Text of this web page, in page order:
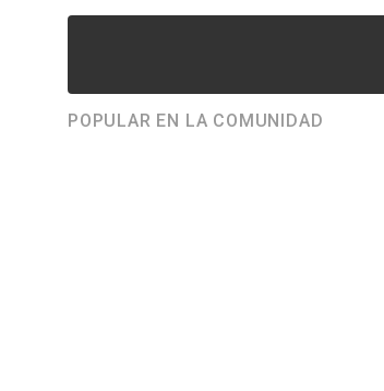
POPULAR EN LA COMUNIDAD